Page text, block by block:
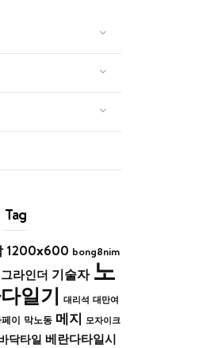
Tag
1200x600 bong8nim
그라인더 기술자 노
일기 대리석 대만여
이 막노동 메지 모자이크
닥타일 베란다타일시